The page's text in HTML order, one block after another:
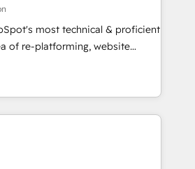
Our approach,
integrates analysis,
qualification. Leveraging
we focus on
and converting leads.
most technical & proficient
of re-platforming, website
We specialize in multi-hub
mid-market & enterprise
winning
Technical Expertise Impact